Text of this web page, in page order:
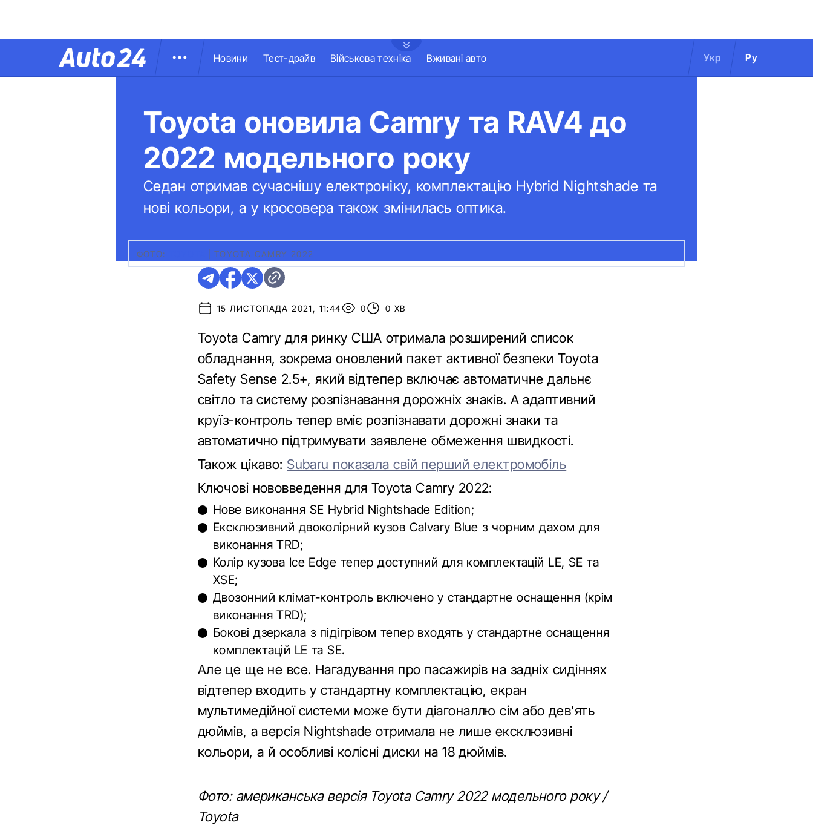
Новини Тест-драйв Військова техніка Вживані авто Укр Ру
Toyota оновила Camry та RAV4 до
2022 модельного року
Седан отримав сучаснішу електроніку, комплектацію Hybrid Nightshade та
нові кольори, а у кросовера також змінилась оптика.
ФОТО: TOYOTA CAMRY 2022
15 ЛИСТОПАДА 2021, 11:44 0 0 ХВ
Toyota Camry для ринку США отримала розширений список
обладнання, зокрема оновлений пакет активної безпеки Toyota
Safety Sense 2.5+, який відтепер включає автоматичне дальнє
світло та систему розпізнавання дорожніх знаків. А адаптивний
круїз-контроль тепер вміє розпізнавати дорожні знаки та
автоматично підтримувати заявлене обмеження швидкості.
Також цікаво: Subaru показала свій перший електромобіль
Ключові нововведення для Toyota Camry 2022:
Нове виконання SE Hybrid Nightshade Edition;
Ексклюзивний двоколірний кузов Calvary Blue з чорним дахом для
виконання TRD;
Колір кузова Ice Edge тепер доступний для комплектацій LE, SE та
XSE;
Двозонний клімат-контроль включено у стандартне оснащення (крім
виконання TRD);
Бокові дзеркала з підігрівом тепер входять у стандартне оснащення
комплектацій LE та SE.
Але це ще не все. Нагадування про пасажирів на задніх сидіннях
відтепер входить у стандартну комплектацію, екран
мультимедійної системи може бути діагоналлю сім або дев'ять
дюймів, а версія Nightshade отримала не лише ексклюзивні
кольори, а й особливі колісні диски на 18 дюймів.
Фото: американська версія Toyota Camry 2022 модельного року /
Toyota